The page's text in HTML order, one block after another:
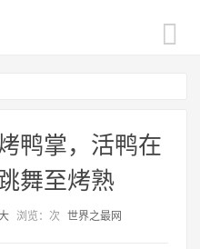
鸭掌，活鸭在
舞至烤熟
浏览： 次 世界之最网